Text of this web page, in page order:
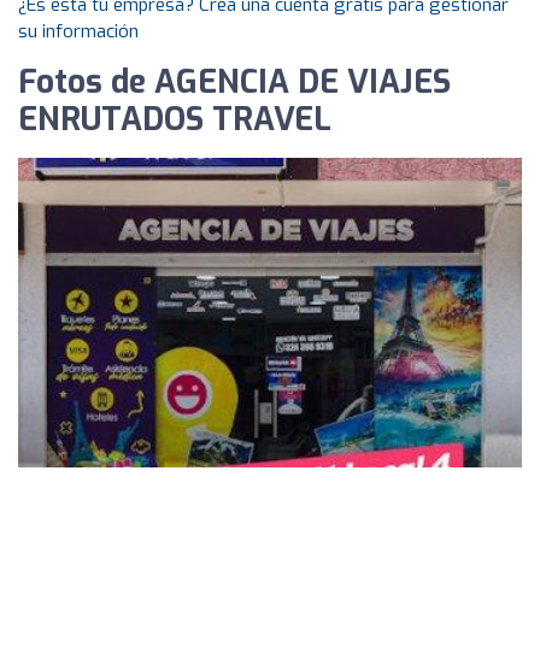
¿Es esta tu empresa? Crea una cuenta gratis para gestionar
su información
Fotos de AGENCIA DE VIAJES
ENRUTADOS TRAVEL